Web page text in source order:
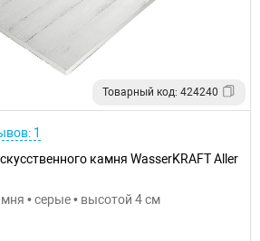
Товарный код: 424240
1
камня WasserKRAFT Aller
• серые • высотой 4 см